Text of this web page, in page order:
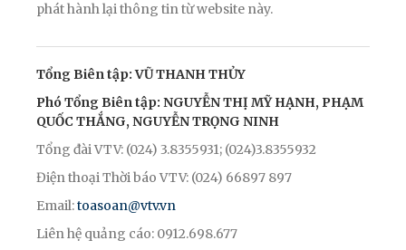
phát hành lại thông tin từ website này.
Tổng Biên tập: VŨ THANH THỦY
Phó Tổng Biên tập: NGUYỄN THỊ MỸ HẠNH, PHẠM
QUỐC THẮNG, NGUYỄN TRỌNG NINH
Tổng đài VTV: (024) 3.8355931; (024)3.8355932
Điện thoại Thời báo VTV: (024) 66897 897
Email:toasoan@vtv.vn
Liên hệ quảng cáo: 0912.698.677